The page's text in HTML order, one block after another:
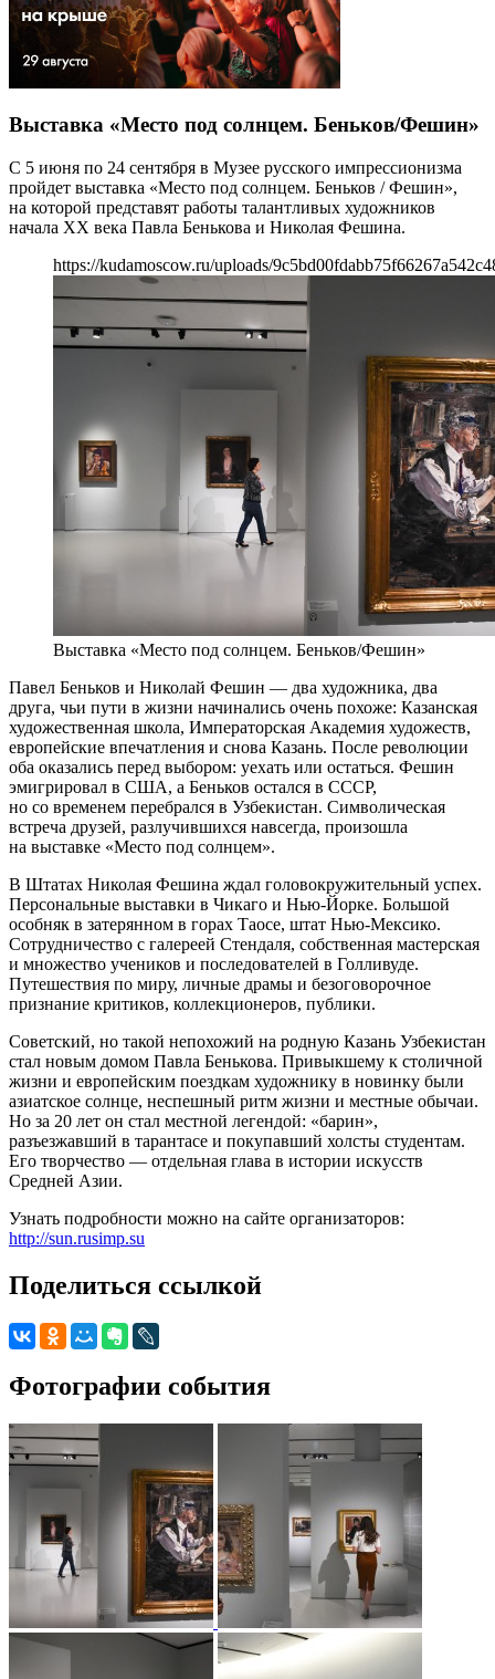
Выставка «Место под солнцем. Беньков/Фешин»
С 5 июня по 24 сентября в Музее русского импрессионизма
пройдет выставка «Место под солнцем. Беньков / Фешин»,
на которой представят работы талантливых художников
начала XX века Павла Бенькова и Николая Фешина.
https://kudamoscow.ru/uploads/
Выставка «Место под солнцем. Беньков/Фешин»
Павел Беньков и Николай Фешин — два художника, два
друга, чьи пути в жизни начинались очень похоже: Казанская
художественная школа, Императорская Академия художеств,
европейские впечатления и снова Казань. После революции
оба оказались перед выбором: уехать или остаться. Фешин
эмигрировал в США, а Беньков остался в СССР,
но со временем перебрался в Узбекистан. Символическая
встреча друзей, разлучившихся навсегда, произошла
на выставке «Место под солнцем».
В Штатах Николая Фешина ждал головокружительный успех.
Персональные выставки в Чикаго и Нью-Йорке. Большой
особняк в затерянном в горах Таосе, штат Нью-Мексико.
Сотрудничество с галереей Стендаля, собственная мастерская
и множество учеников и последователей в Голливуде.
Путешествия по миру, личные драмы и безоговорочное
признание критиков, коллекционеров, публики.
Советский, но такой непохожий на родную Казань Узбекистан
стал новым домом Павла Бенькова. Привыкшему к столичной
жизни и европейским поездкам художнику в новинку были
азиатское солнце, неспешный ритм жизни и местные обычаи.
Но за 20 лет он стал местной легендой: «барин»,
разъезжавший в тарантасе и покупавший холсты студентам.
Его творчество — отдельная глава в истории искусств
Средней Азии.
Узнать подробности можно на сайте организаторов:
http://sun.rusimp.su
Поделиться ссылкой
Фотографии события